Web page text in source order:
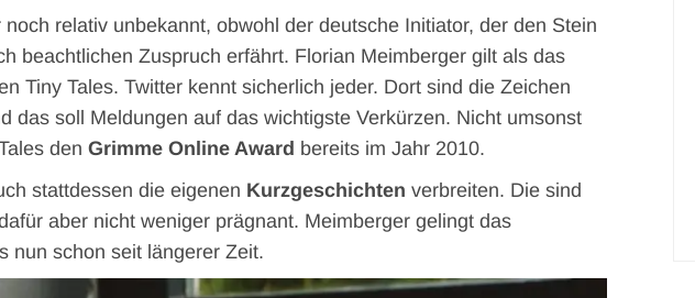
noch relativ unbekannt, obwohl der deutsche Initiator, der den Stein
beachtlichen Zuspruch erfährt. Florian Meimberger gilt als das
Tiny Tales. Twitter kennt sicherlich jeder. Dort sind die Zeichen
das soll Meldungen auf das wichtigste Verkürzen. Nicht umsonst
den Grimme Online Award bereits im Jahr 2010.
stattdessen die eigenen Kurzgeschichten verbreiten. Die sind
aber nicht weniger prägnant. Meimberger gelingt das
nun schon seit längerer Zeit.